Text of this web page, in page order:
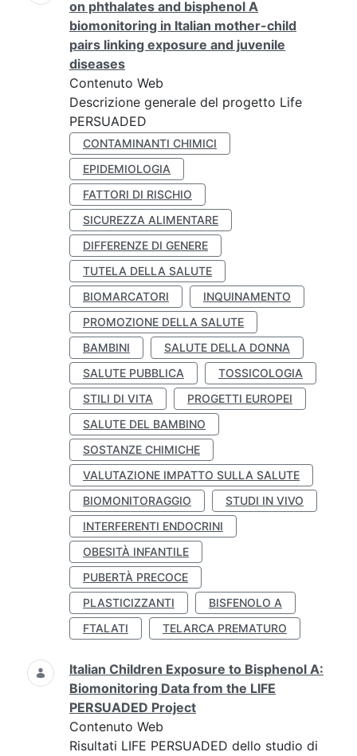
on phthalates and bisphenol A
biomonitoring in Italian mother-child
pairs linking exposure and juvenile
diseases
Contenuto Web
Descrizione generale del progetto Life
PERSUADED
CONTAMINANTI CHIMICI
EPIDEMIOLOGIA
FATTORI DI RISCHIO
SICUREZZA ALIMENTARE
DIFFERENZE DI GENERE
TUTELA DELLA SALUTE
BIOMARCATORI
INQUINAMENTO
PROMOZIONE DELLA SALUTE
BAMBINI
SALUTE DELLA DONNA
SALUTE PUBBLICA
TOSSICOLOGIA
STILI DI VITA
PROGETTI EUROPEI
SALUTE DEL BAMBINO
SOSTANZE CHIMICHE
VALUTAZIONE IMPATTO SULLA SALUTE
BIOMONITORAGGIO
STUDI IN VIVO
INTERFERENTI ENDOCRINI
OBESITÀ INFANTILE
PUBERTÀ PRECOCE
PLASTICIZZANTI
BISFENOLO A
FTALATI
TELARCA PREMATURO
Italian Children Exposure to Bisphenol A:
Biomonitoring Data from the LIFE
PERSUADED Project
Contenuto Web
Risultati LIFE PERSUADED dello studio di